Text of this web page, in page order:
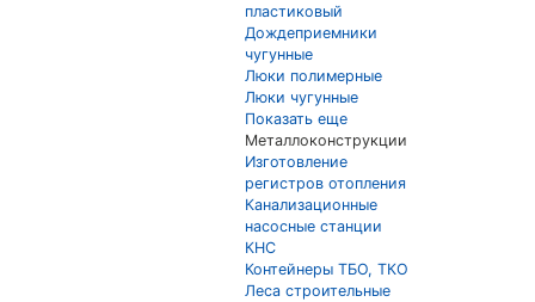
пластиковый
Дождеприемники
чугунные
Люки полимерные
Люки чугунные
Показать еще
Металлоконструкции
Изготовление
регистров отопления
Канализационные
насосные станции
КНС
Контейнеры ТБО, ТКО
Леса строительные